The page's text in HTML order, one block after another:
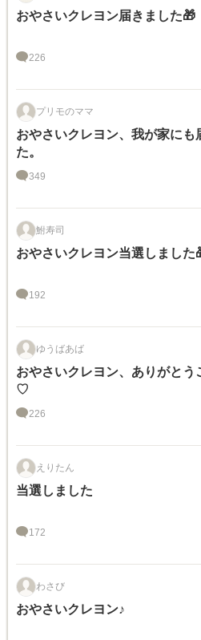
おやさいクレヨン届きました🎁
226
プリモのママ
おやさいクレヨン、我が家にも
た。
349
鮒寿司
おやさいクレヨン当選しました
192
ゆうばあば
おやさいクレヨン、ありがとう
♡
226
えりたん
当選しました
172
わさび
おやさいクレヨン♪